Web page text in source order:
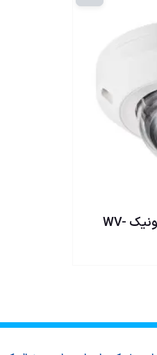
دوربین تحت شبکه پاناسونيک WV-